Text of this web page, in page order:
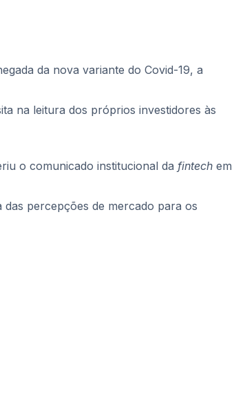
da nova variante do Covid-19, a
na leitura dos próprios investidores às
o comunicado institucional da fintech em
percepções de mercado para os